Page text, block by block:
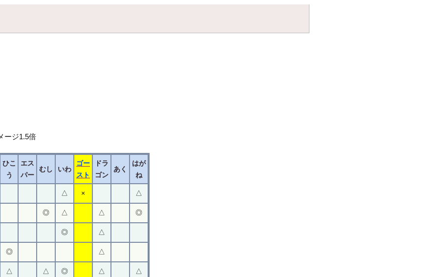
ージ1.5倍
ひこ
う
エス
パー
むし いわ
ゴー
スト
ドラ
ゴン
あく
はが
ね
△ × △
◎ △ △ ◎
◎ △
◎ △
△ △ ◎ △ △